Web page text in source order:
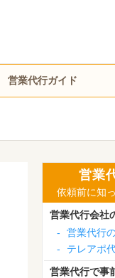
営業代行ガイド
営業
依頼前に知
営業代行会社
-
営業代行
-
テレアポ
営業代行で事